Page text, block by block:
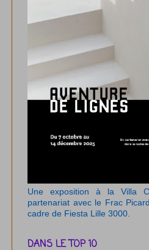
Une exposition à la Villa
partenariat avec le Frac
cadre de Fiesta Lille 3000.
DANS LE TOP 10